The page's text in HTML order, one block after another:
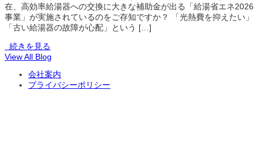
在、高効率給湯器への交換に大きな補助金が出る「給湯省エネ2026
事業」が実施されているのをご存知ですか？ 「光熱費を抑えたい」
「古い給湯器の故障が心配」という […]
続きを見る
View All Blog
会社案内
プライバシーポリシー